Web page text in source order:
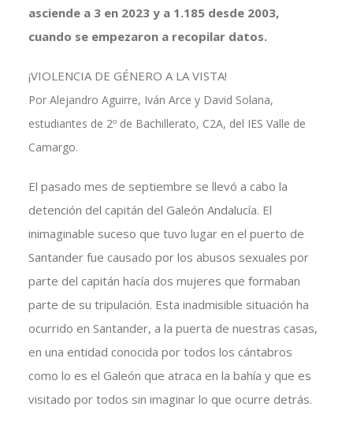
asciende a 3 en 2023 y a 1.185 desde 2003,
cuando se empezaron a recopilar datos.
¡VIOLENCIA DE GÉNERO A LA VISTA!
Por Alejandro Aguirre, Iván Arce y David Solana,
estudiantes de 2º de Bachillerato, C2A, del IES Valle de
Camargo.
El pasado mes de septiembre se llevó a cabo la
detención del capitán del Galeón Andalucía. El
inimaginable suceso que tuvo lugar en el puerto de
Santander fue causado por los abusos sexuales por
parte del capitán hacía dos mujeres que formaban
parte de su tripulación. Esta inadmisible situación ha
ocurrido en Santander, a la puerta de nuestras casas,
en una entidad conocida por todos los cántabros
como lo es el Galeón que atraca en la bahía y que es
visitado por todos sin imaginar lo que ocurre detrás.